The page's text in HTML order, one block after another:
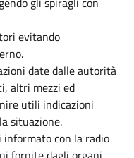
evitando
date dalle autorità
altri mezzi ed
utili indicazioni
situazione.
con la radio